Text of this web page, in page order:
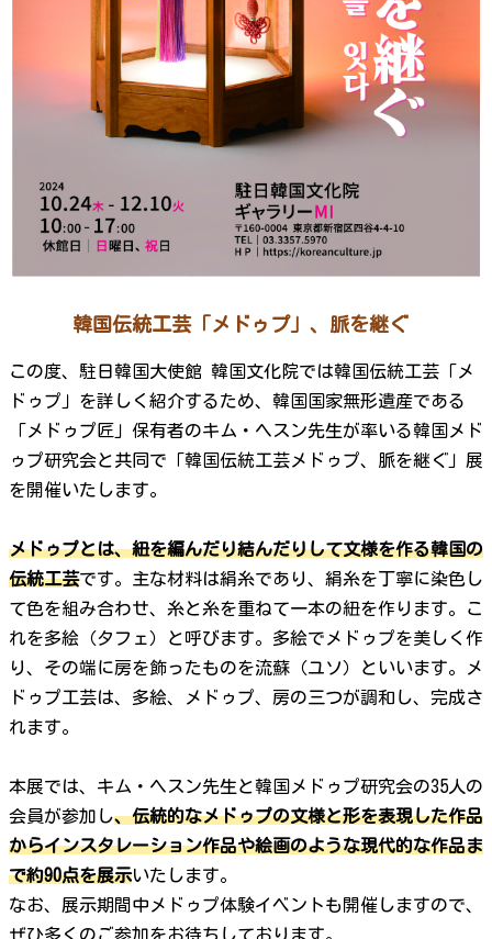
韓国伝統工芸「メドゥプ」、脈を継ぐ
この度、駐日韓国大使館 韓国文化院では韓国伝統工芸「メ
ドゥプ」を詳しく紹介するため、韓国国家無形遺産である
「メドゥプ匠」保有者のキム・ヘスン先生が率いる韓国メド
ゥプ研究会と共同で「韓国伝統工芸メドゥプ、脈を継ぐ」展
を開催いたします。
メドゥプとは、紐を編んだり結んだりして文様を作る韓国の
伝統工芸です。主な材料は絹糸であり、絹糸を丁寧に染色し
て色を組み合わせ、糸と糸を重ねて一本の紐を作ります。こ
れを多絵（タフェ）と呼びます。多絵でメドゥプを美しく作
り、その端に房を飾ったものを流蘇（ユソ）といいます。メ
ドゥプ工芸は、多絵、メドゥプ、房の三つが調和し、完成さ
れます。
本展では、キム・ヘスン先生と韓国メドゥプ研究会の35人の
会員が参加し、伝統的なメドゥプの文様と形を表現した作品
からインスタレーション作品や絵画のような現代的な作品ま
で約90点を展示いたします。
なお、展示期間中メドゥプ体験イベントも開催しますので、
ぜひ多くのご参加をお待ちしております。